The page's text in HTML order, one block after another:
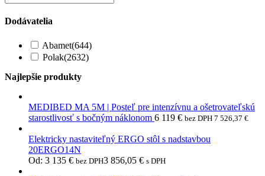
Dodávatelia
Abamet(644)
Polak(2632)
Najlepšie produkty
MEDIBED MA 5M | Posteľ pre intenzívnu a ošetrovateľskú
starostlivosť s bočným náklonom 6 119 € bez DPH 7 526,37 €
Elektricky nastaviteľný ERGO stôl s nadstavbou
20ERGO14N
Od: 3 135 € bez DPH3 856,05 € s DPH